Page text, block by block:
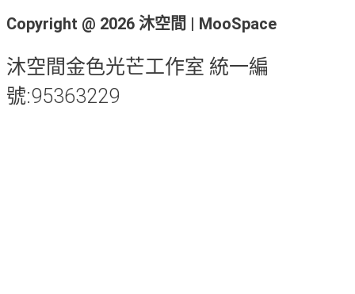
Copyright @ 2026 沐空間 | MooSpace
沐空間金色光芒工作室 統一編
號:95363229